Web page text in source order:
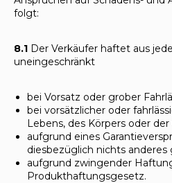
folgt:
8.1 Der Verkäufer haftet aus
uneingeschränkt
bei Vorsatz oder grober
bei vorsätzlicher oder
Lebens, des Körpers oder
aufgrund eines
diesbezüglich nichts anderes
aufgrund zwingender
Produkthaftungsgesetz.